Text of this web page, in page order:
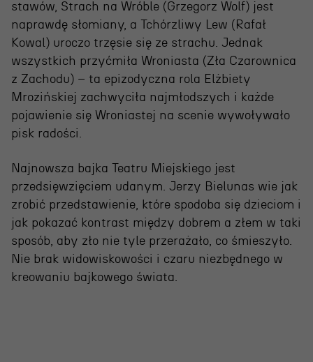
stawów, Strach na Wróble (Grzegorz Wolf) jest
naprawdę słomiany, a Tchórzliwy Lew (Rafał
Kowal) uroczo trzęsie się ze strachu. Jednak
wszystkich przyćmiła Wroniasta (Zła Czarownica
z Zachodu) – ta epizodyczna rola Elżbiety
Mrozińskiej zachwyciła najmłodszych i każde
pojawienie się Wroniastej na scenie wywoływało
pisk radości.
Najnowsza bajka Teatru Miejskiego jest
przedsięwzięciem udanym. Jerzy Bielunas wie jak
zrobić przedstawienie, które spodoba się dzieciom i
jak pokazać kontrast między dobrem a złem w taki
sposób, aby zło nie tyle przerażało, co śmieszyło.
Nie brak widowiskowości i czaru niezbędnego w
kreowaniu bajkowego świata.